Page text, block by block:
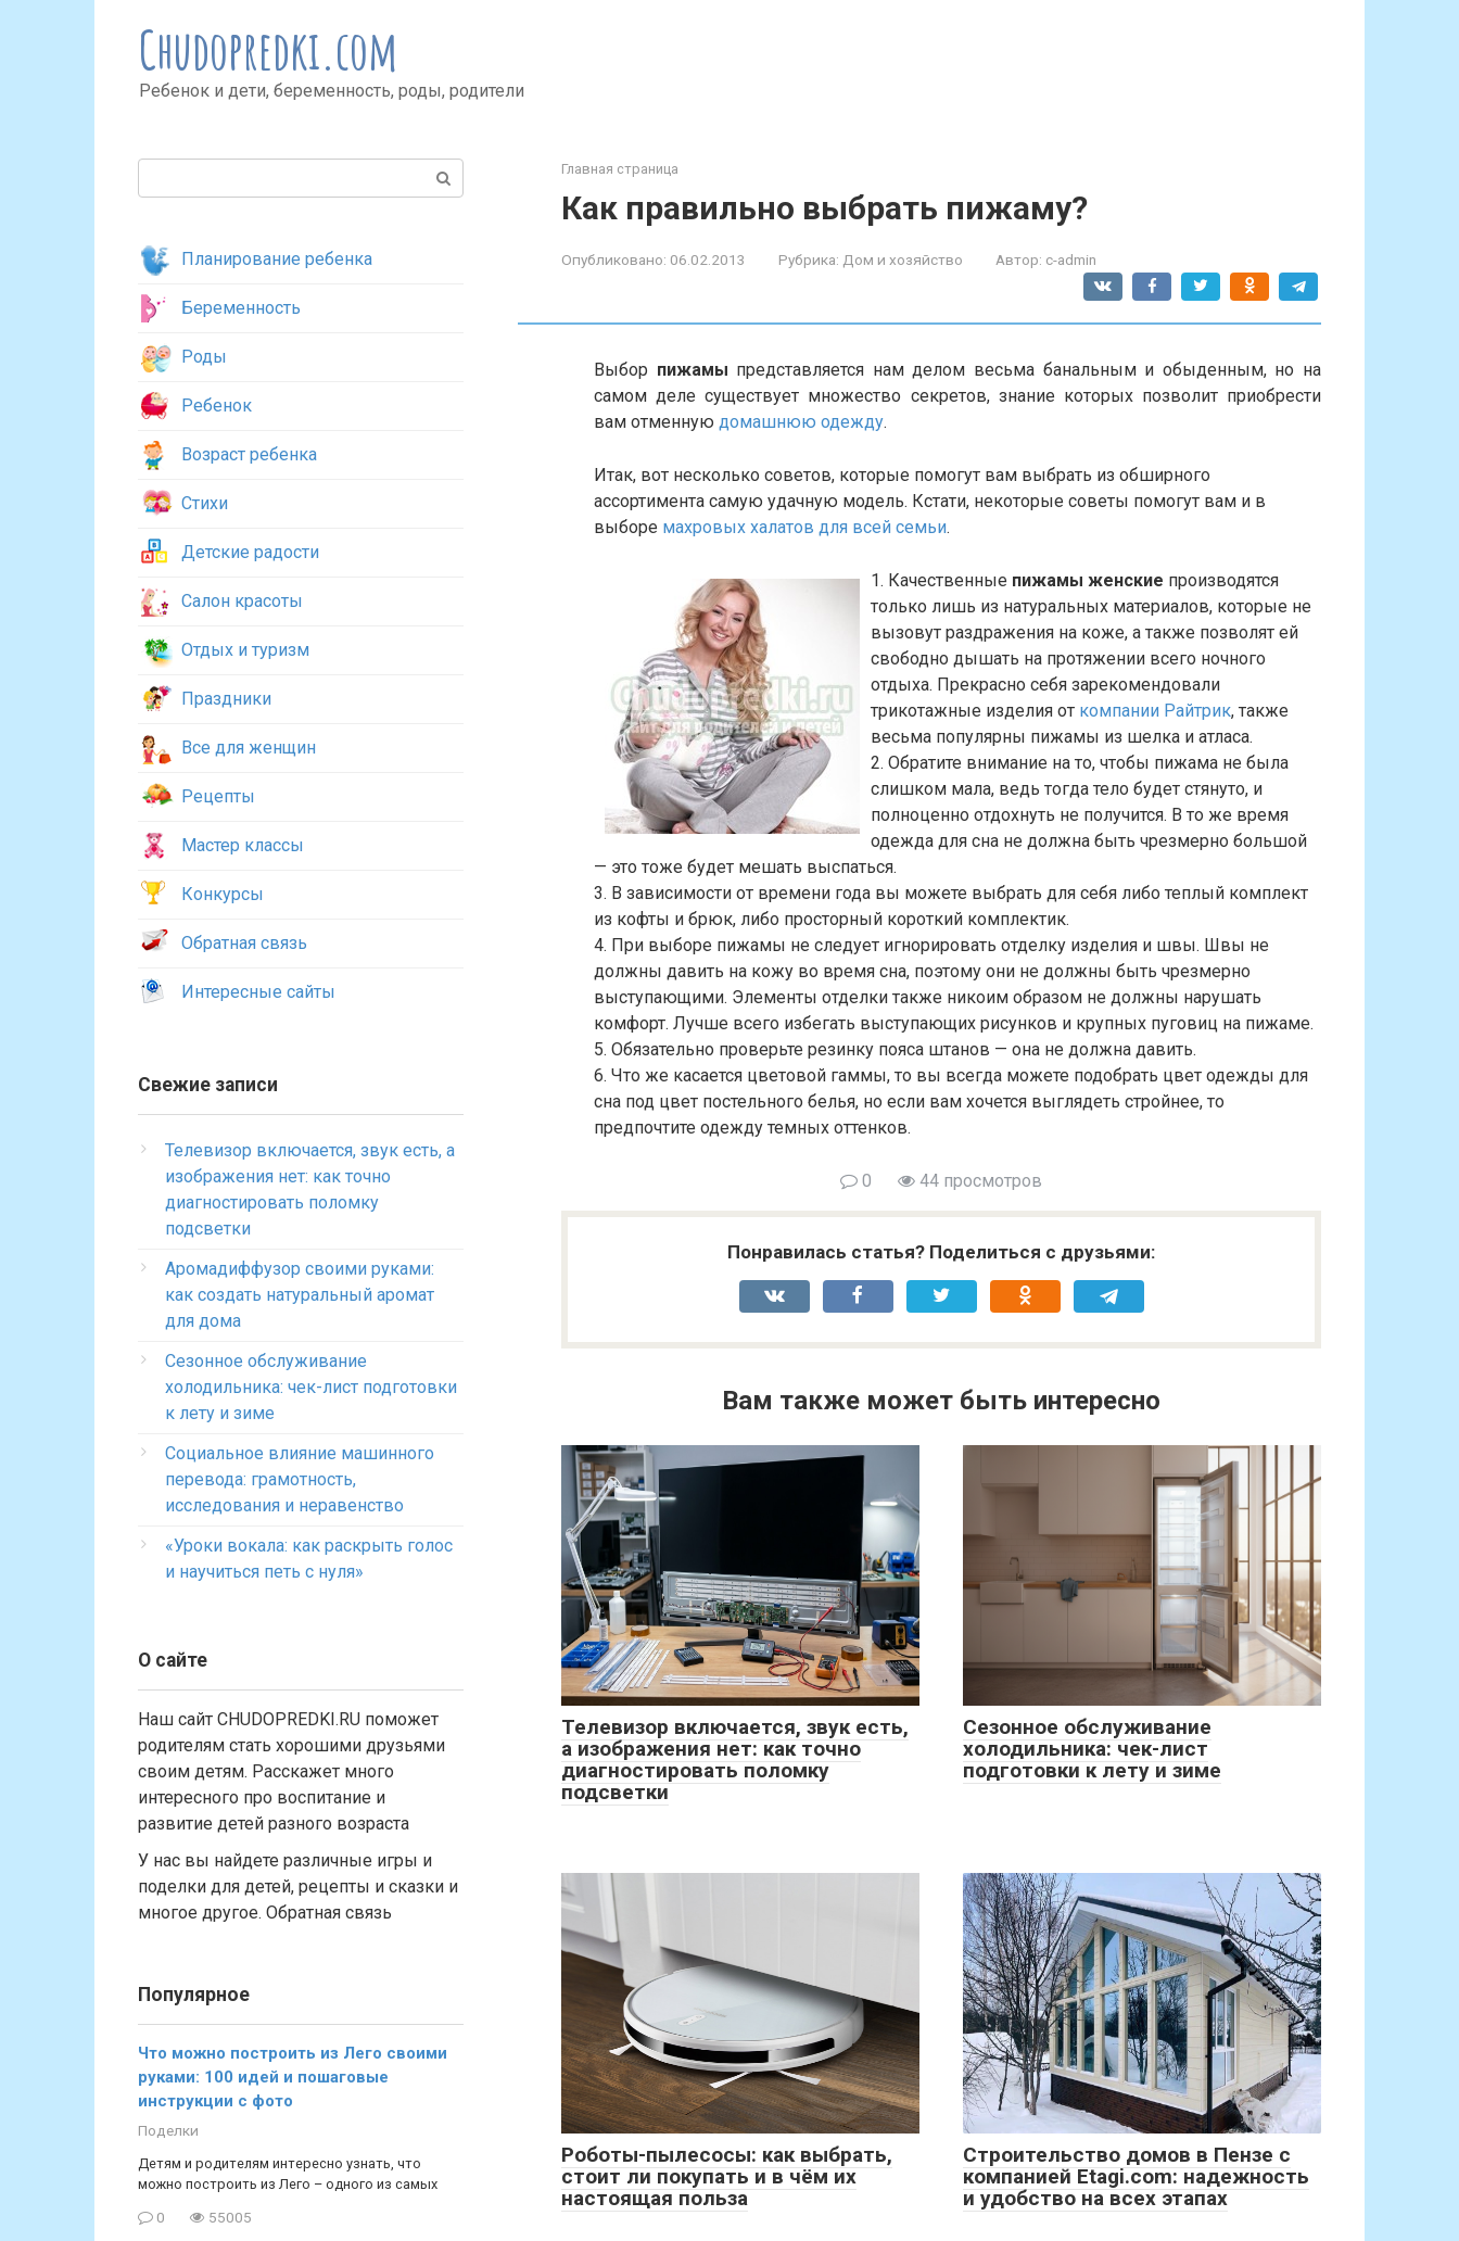
Chudopredki.com
Ребенок и дети, беременность, роды, родители
Главная страница
Как правильно выбрать пижаму?
Опубликовано: 06.02.2013 Рубрика: Дом и хозяйство Автор: c-admin
Выбор пижамы представляется нам делом весьма банальным и обыденным, но на
самом деле существует множество секретов, знание которых позволит приобрести
вам отменную домашнюю одежду.
Итак, вот несколько советов, которые помогут вам выбрать из обширного
ассортимента самую удачную модель. Кстати, некоторые советы помогут вам и в
выборе махровых халатов для всей семьи.
1. Качественные пижамы женские производятся
только лишь из натуральных материалов, которые не
вызовут раздражения на коже, а также позволят ей
свободно дышать на протяжении всего ночного
отдыха. Прекрасно себя зарекомендовали
трикотажные изделия от компании Райтрик, также
весьма популярны пижамы из шелка и атласа.
2. Обратите внимание на то, чтобы пижама не была
слишком мала, ведь тогда тело будет стянуто, и
полноценно отдохнуть не получится. В то же время
одежда для сна не должна быть чрезмерно большой
— это тоже будет мешать выспаться.
3. В зависимости от времени года вы можете выбрать для себя либо теплый комплект
из кофты и брюк, либо просторный короткий комплектик.
4. При выборе пижамы не следует игнорировать отделку изделия и швы. Швы не
должны давить на кожу во время сна, поэтому они не должны быть чрезмерно
выступающими. Элементы отделки также никоим образом не должны нарушать
комфорт. Лучше всего избегать выступающих рисунков и крупных пуговиц на пижаме.
5. Обязательно проверьте резинку пояса штанов — она не должна давить.
6. Что же касается цветовой гаммы, то вы всегда можете подобрать цвет одежды для
сна под цвет постельного белья, но если вам хочется выглядеть стройнее, то
предпочтите одежду темных оттенков.
0 44 просмотров
Понравилась статья? Поделиться с друзьями:
Вам также может быть интересно
Телевизор включается, звук есть,
а изображения нет: как точно
диагностировать поломку
подсветки
Сезонное обслуживание
холодильника: чек-лист
подготовки к лету и зиме
Роботы-пылесосы: как выбрать,
стоит ли покупать и в чём их
настоящая польза
Строительство домов в Пензе с
компанией Etagi.com: надежность
и удобство на всех этапах
Планирование ребенка
Беременность
Роды
Ребенок
Возраст ребенка
Стихи
Детские радости
Салон красоты
Отдых и туризм
Праздники
Все для женщин
Рецепты
Мастер классы
Конкурсы
Обратная связь
Интересные сайты
Свежие записи
Телевизор включается, звук есть, а
изображения нет: как точно
диагностировать поломку
подсветки
Аромадиффузор своими руками:
как создать натуральный аромат
для дома
Сезонное обслуживание
холодильника: чек-лист подготовки
к лету и зиме
Социальное влияние машинного
перевода: грамотность,
исследования и неравенство
«Уроки вокала: как раскрыть голос
и научиться петь с нуля»
О сайте
Наш сайт CHUDOPREDKI.RU поможет
родителям стать хорошими друзьями
своим детям. Расскажет много
интересного про воспитание и
развитие детей разного возраста
У нас вы найдете различные игры и
поделки для детей, рецепты и сказки и
многое другое. Обратная связь
Популярное
Что можно построить из Лего своими
руками: 100 идей и пошаговые
инструкции с фото
Поделки
Детям и родителям интересно узнать, что
можно построить из Лего – одного из самых
0 55005